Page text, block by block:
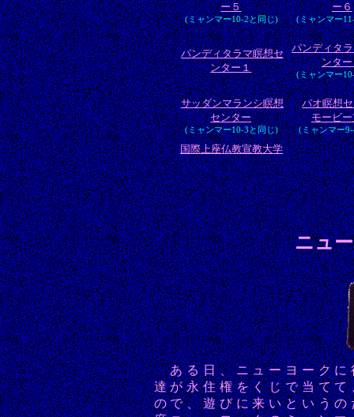
ー５
(ミャンマー10-2と同じ)
ー６
(ミャンマー
パンディタラマ瞑想セ
ンター１
パンディタ
ンタ
(ミャンマー
サッダンマランシ瞑想
センター
(ミャンマー10-3と同じ)
パオ瞑想
モービ
(ミャンマー
国際上座仏教宣教大学
ニュ
ある日、ニューヨークに
達が永住権をくじで当て
ので、遊びに来いという